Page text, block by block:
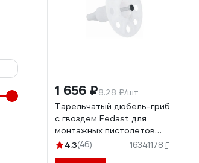
1 656 ₽8.28 ₽/шт
Тарельчатый дюбель-гриб
с гвоздем Fedast для
монтажных пистолетов
IN50 FD50IN
4.3(46) 16341178